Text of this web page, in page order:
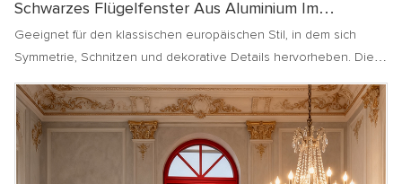
Schwarzes Flügelfenster Aus Aluminium Im
Modernen Französischen Stil
Geeignet für den klassischen europäischen Stil, in dem sich
Symmetrie, Schnitzen und dekorative Details hervorheben. Die
passen perfekt zu ihm für Villen, Güter und andere Gebäude,
gepaart mit Stein oder geschnitzten Dekorationen, um Luxus und
Eleganz zu präsentieren